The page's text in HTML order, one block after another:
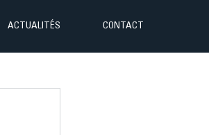
ACTUALITÉS CONTACT